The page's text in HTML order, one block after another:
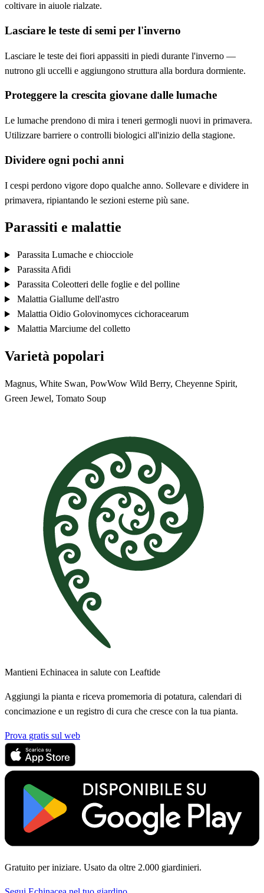
coltivare in aiuole rialzate.
Lasciare le teste di semi per l'inverno
Lasciare le teste dei fiori appassiti in piedi durante l'inverno —
nutrono gli uccelli e aggiungono struttura alla bordura dormiente.
Proteggere la crescita giovane dalle lumache
Le lumache prendono di mira i teneri germogli nuovi in primavera.
Utilizzare barriere o controlli biologici all'inizio della stagione.
Dividere ogni pochi anni
I cespi perdono vigore dopo qualche anno. Sollevare e dividere in
primavera, ripiantando le sezioni esterne più sane.
Parassiti e malattie
Parassita Lumache e chiocciole
Parassita Afidi
Parassita Coleotteri delle foglie e del polline
Malattia Giallume dell'astro
Malattia Oidio Golovinomyces cichoracearum
Malattia Marciume del colletto
Varietà popolari
Magnus, White Swan, PowWow Wild Berry, Cheyenne Spirit,
Green Jewel, Tomato Soup
Mantieni Echinacea in salute con Leaftide
Aggiungi la pianta e riceva promemoria di potatura, calendari di
concimazione e un registro di cura che cresce con la tua pianta.
Prova gratis sul web
Gratuito per iniziare. Usato da oltre 2.000 giardinieri.